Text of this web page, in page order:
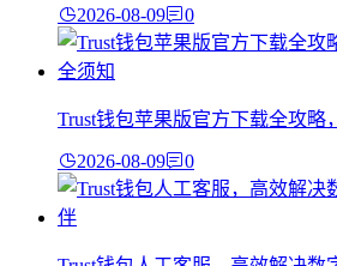
2026-08-09 0
Trust钱包苹果版官方下载全攻略
2026-08-09 0